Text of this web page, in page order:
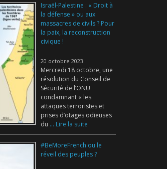
Israël-Palestine : « Droit à
la défense » ou aux
massacres de civils ? Pour
la paix, la reconstruction
civique !
20 octobre 2023
Mercredi 18 octobre, une
résolution du Conseil de
Sécurité de l’ONU
condamnant « les
attaques terroristes et
prises d’otages odieuses
du ... Lire la suite
#BeMoreFrench ou le
réveil des peuples ?